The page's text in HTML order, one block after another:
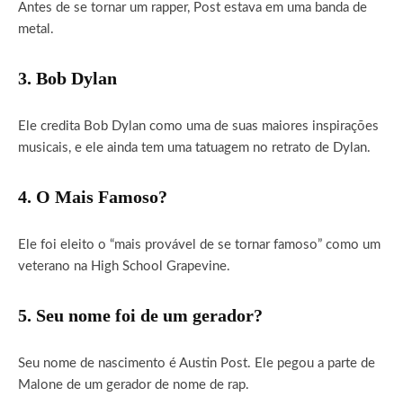
Antes de se tornar um rapper, Post estava em uma banda de
metal.
3. Bob Dylan
Ele credita Bob Dylan como uma de suas maiores inspirações
musicais, e ele ainda tem uma tatuagem no retrato de Dylan.
4. O Mais Famoso?
Ele foi eleito o “mais provável de se tornar famoso” como um
veterano na High School Grapevine.
5. Seu nome foi de um gerador?
Seu nome de nascimento é Austin Post. Ele pegou a parte de
Malone de um gerador de nome de rap.